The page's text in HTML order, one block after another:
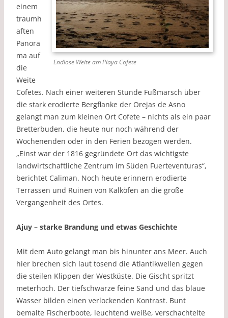
Endlose Weite am Playa Cofete
einem
traumh
aften
Panora
ma auf
die
Weite
Cofetes. Nach einer weiteren Stunde Fußmarsch über
die stark erodierte Bergflanke der Orejas de Asno
gelangt man zum kleinen Ort Cofete – nichts als ein paar
Bretterbuden, die heute nur noch während der
Wochenenden oder in den Ferien bezogen werden.
„Einst war der 1816 gegründete Ort das wichtigste
landwirtschaftliche Zentrum im Süden Fuerteventuras“,
berichtet Caliman. Noch heute erinnern erodierte
Terrassen und Ruinen von Kalköfen an die große
Vergangenheit des Ortes.
Ajuy – starke Brandung und etwas Geschichte
Mit dem Auto gelangt man bis hinunter ans Meer. Auch
hier brechen sich laut tosend die Atlantikwellen gegen
die steilen Klippen der Westküste. Die Gischt spritzt
meterhoch. Der tiefschwarze feine Sand und das blaue
Wasser bilden einen verlockenden Kontrast. Bunt
bemalte Fischerboote, leuchtend weiße, verschachtelte